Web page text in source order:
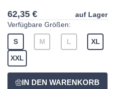
62,35 €
auf Lager
Verfügbare Größen:
S M L XL
XXL